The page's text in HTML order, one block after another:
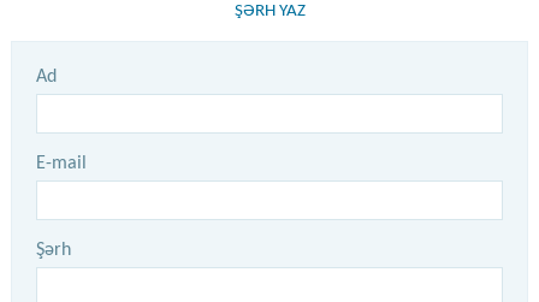
ŞƏRH YAZ
Ad
E-mail
Şərh